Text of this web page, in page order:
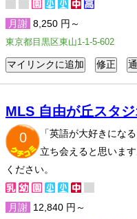
月謝 8,250 円～
東京都目黒区東山1-1-5-602
MLS 自由が丘スタジ
0
「英語が大好きにな
立ち会えると思いま
ください。
月謝 12,840 円～